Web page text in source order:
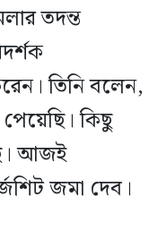
তদন্ত
তিনি বলেন,
কিছু
আজই
জমা দেব।